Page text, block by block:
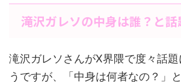
滝沢ガレソの中身は誰？と話
滝沢ガレソさんがX界隈で度々話題
うですが、「中身は何者なの？」